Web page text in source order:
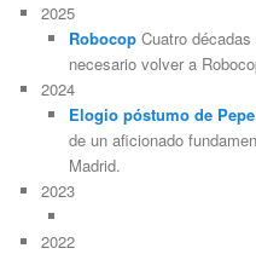
2025
RobocopCuatro décadas
necesario volver a
2024
Elogio póstumo de
de un aficionado
Madrid.
2023
2022